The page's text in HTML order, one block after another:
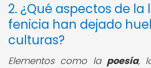
2. ¿Qué aspectos de
fenicia han dejado
culturas?
Elementos como la poesía,